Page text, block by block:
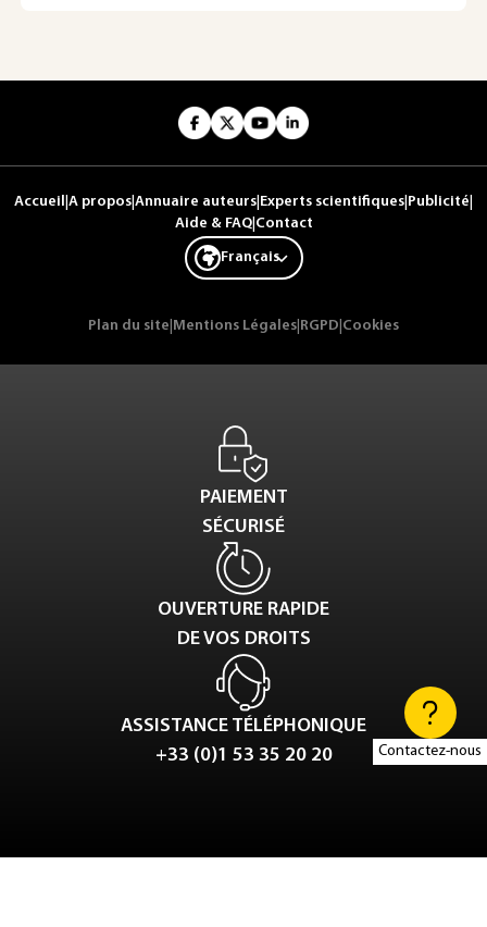
Contactez-nous
Accueil A propos Annuaire auteurs Experts scientifiques Publicité
Aide & FAQ| Contact
Français
Plan du site Mentions Légales RGPD Cookies
PAIEMENT
SÉCURISÉ
OUVERTURE RAPIDE
DE VOS DROITS
ASSISTANCE TÉLÉPHONIQUE
+33 (0)1 53 35 20 20